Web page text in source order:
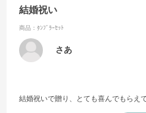
結婚祝い
商品：ﾀﾝﾌﾞﾗｰｾｯﾄ
さあ
結婚祝いで贈り、とても喜んでもらえ